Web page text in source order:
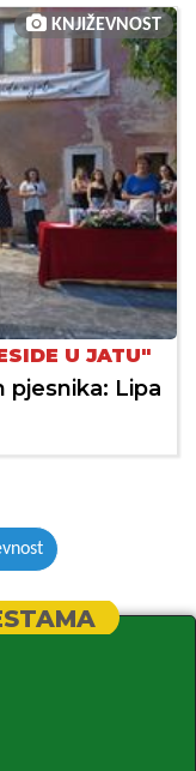
KNJIŽEVNOST
U JATU"
pjesnika: Lipa